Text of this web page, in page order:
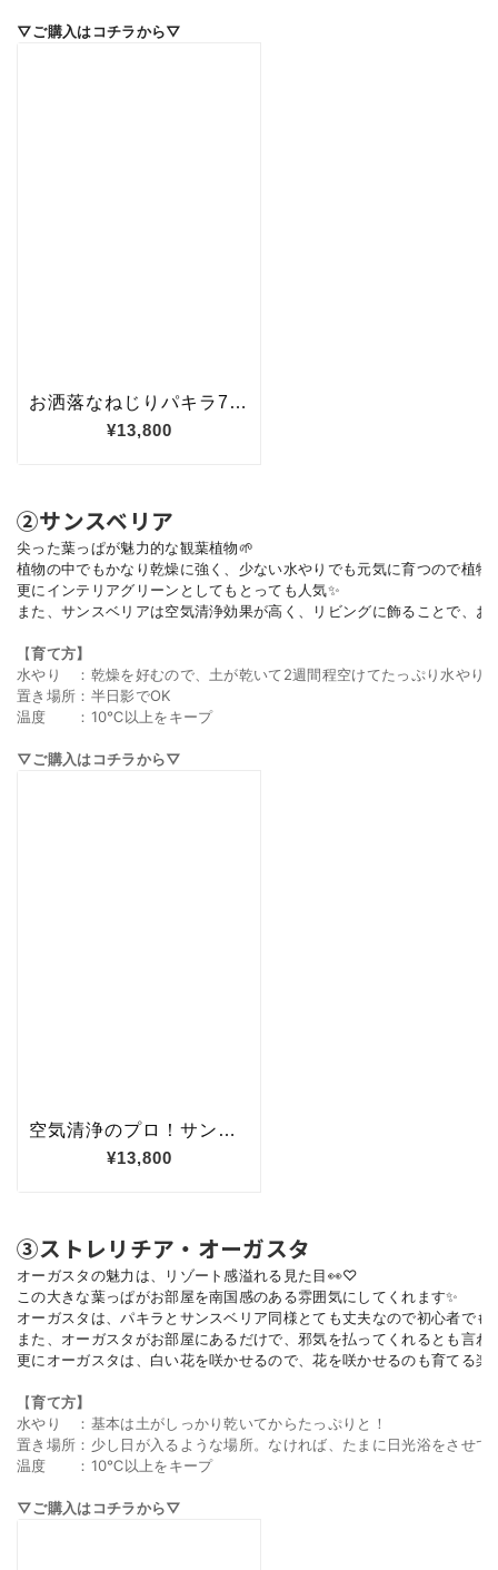
▽ご購入はコチラから▽
②サンスベリア
尖った葉っぱが魅力的な観葉植物🌱
植物の中でもかなり乾燥に強く、少ない水やりでも元気に育つので植
更にインテリアグリーンとしてもとっても人気✨
また、 サンスベリアは空気清浄効果が高く、リビングに飾ることで、
【育て方】
水やり　：乾燥を好むので、土が乾いて2週間程空けてたっぷり水やり
置き場所：半日影でOK
温度　　：10℃以上をキープ
▽ご購入はコチラから▽
③ストレリチア・オーガスタ
オーガスタの魅力は、リゾート感溢れる見た目👀♡
この大きな葉っぱがお部屋を南国感のある雰囲気にしてくれます✨
オーガスタは、パキラとサンスベリア同様とても丈夫なので初心者でも
また、オーガスタがお部屋にあるだけで、邪気を払ってくれるとも言
更にオーガスタは、白い花を咲かせるので、花を咲かせるのも育てる楽
【育て方】
水やり　：基本は土がしっかり乾いてからたっぷりと！
置き場所：少し日が入るような場所。なければ、たまに日光浴をさせて
温度　　：10℃以上をキープ
▽ご購入はコチラから▽